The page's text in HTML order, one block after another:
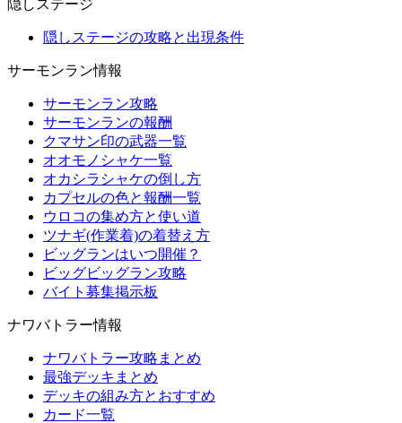
隠しステージ
隠しステージの攻略と出現条件
サーモンラン情報
サーモンラン攻略
サーモンランの報酬
クマサン印の武器一覧
オオモノシャケ一覧
オカシラシャケの倒し方
カプセルの色と報酬一覧
ウロコの集め方と使い道
ツナギ(作業着)の着替え方
ビッグランはいつ開催？
ビッグビッグラン攻略
バイト募集掲示板
ナワバトラー情報
ナワバトラー攻略まとめ
最強デッキまとめ
デッキの組み方とおすすめ
カード一覧